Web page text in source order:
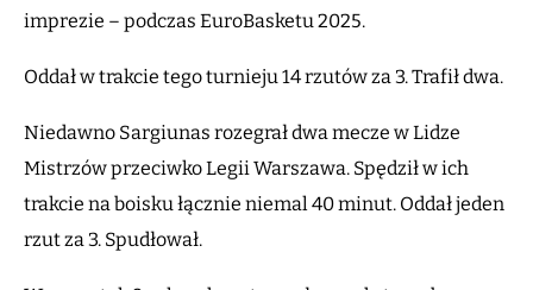
imprezie – podczas EuroBasketu 2025.
Oddał w trakcie tego turnieju 14 rzutów za 3. Trafił dwa.
Niedawno Sargiunas rozegrał dwa mecze w Lidze
Mistrzów przeciwko Legii Warszawa. Spędził w ich
trakcie na boisku łącznie niemal 40 minut. Oddał jeden
rzut za 3. Spudłował.